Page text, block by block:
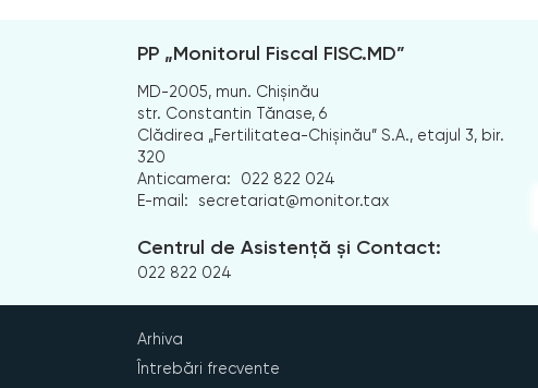
PP „Monitorul Fiscal FISC.MD”
MD-2005, mun. Chișinău
str. Constantin Tănase, 6
Clădirea „Fertilitatea-Chișinău” S.A., etajul 3, bir.
320
Anticamera:
022 822 024
E-mail:
secretariat@monitor.tax
Centrul de Asistență și Contact:
022 822 024
Arhiva
Întrebări frecvente